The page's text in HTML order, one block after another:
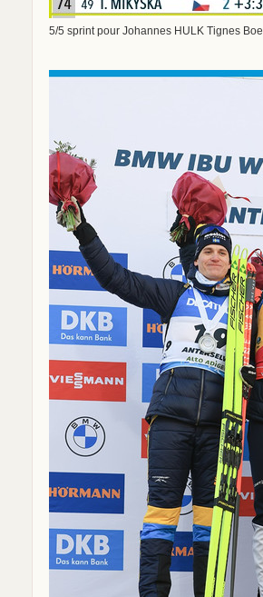
5/5 sprint pour Johannes HULK Tignes Boe